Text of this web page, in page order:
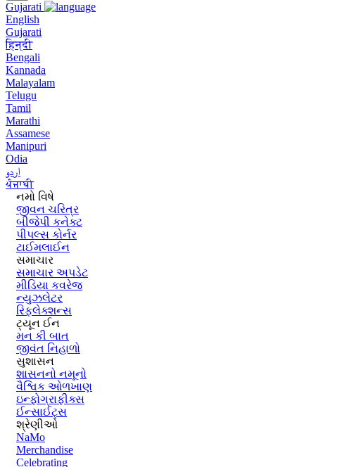
Gujarati
English
Gujarati
हिन्दी
Bengali
Kannada
Malayalam
Telugu
Tamil
Marathi
Assamese
Manipuri
Odia
اردو
ਪੰਜਾਬੀ
નમો વિષે
જીવન ચરિત્ર
બીજેપી કનેક્ટ
પીપલ્સ કોર્નર
ટાઈમલાઈન
સમાચાર
સમાચાર અપડેટ
મીડિયા કવરેજ
ન્યુઝલેટર
રિફ્લેક્શન્સ
ટ્યૂન ઈન
મન કી બાત
જીવંત નિહાળો
સુશાસન
શાસનનો નમૂનો
વૈશ્વિક ઓળખાણ
ઇન્ફોગ્રાફીક્સ
ઈન્સાઈટ્સ
શ્રેણીઓ
NaMo
Merchandise
Celebrating